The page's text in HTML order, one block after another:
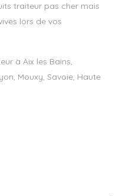
traiteur pas cher mais
lors de vos
à Aix les Bains,
Mouxy, Savoie, Haute